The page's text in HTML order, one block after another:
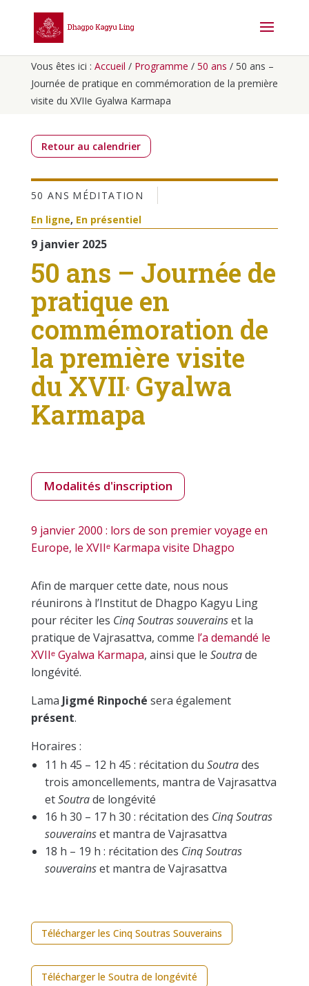
Vous êtes ici : Accueil / Programme / 50 ans / 50 ans –
Journée de pratique en commémoration de la première
visite du XVIIe Gyalwa Karmapa
Retour au calendrier
50 ANS MÉDITATION
En ligne, En présentiel
9 janvier 2025
50 ans – Journée de
pratique en
commémoration de
la première visite
du XVIIeGyalwa
Karmapa
Modalités d'inscription
9 janvier 2000 : lors de son premier voyage en
Europe, le XVIIᵉ Karmapa visite Dhagpo
Afin de marquer cette date, nous nous
réunirons à l’Institut de Dhagpo Kagyu Ling
pour réciter les Cinq Soutras souverainset la
pratique de Vajrasattva, comme l’a demandé le
XVIIᵉ Gyalwa Karmapa, ainsi que le Soutrade
longévité.
Lama Jigmé Rinpoché sera également
présent.
Horaires :
11 h 45 – 12 h 45 : récitation du Soutrades
trois amoncellements, mantra de Vajrasattva
etSoutrade longévité
16 h 30 – 17 h 30 : récitation des Cinq Soutras
souverainset mantra de Vajrasattva
18 h – 19 h : récitation des Cinq Soutras
souverainset mantra de Vajrasattva
Télécharger les Cinq Soutras Souverains
Télécharger le Soutra de longévité